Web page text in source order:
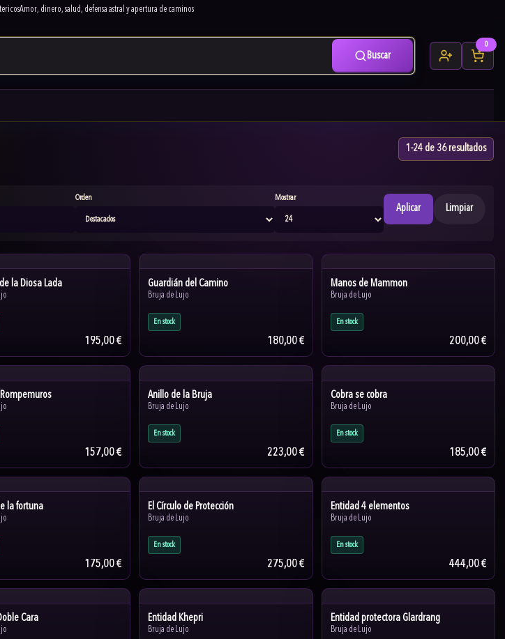
Amor, dinero, salud, defensa astral y apertura de caminos
Buscar
0
1-24 de 36 resultados
Orden Mostrar
Aplicar Limpiar
la Diosa Lada
195,00 €
Guardián del Camino
Bruja de Lujo
En stock
180,00 €
Manos de Mammon
Bruja de Lujo
En stock
200,00 €
157,00 €
Anillo de la Bruja
Bruja de Lujo
En stock
223,00 €
Cobra se cobra
Bruja de Lujo
En stock
185,00 €
la fortuna
175,00 €
El Círculo de Protección
Bruja de Lujo
En stock
275,00 €
Entidad 4 elementos
Bruja de Lujo
En stock
444,00 €
Cara Entidad Khepri
Bruja de Lujo
Entidad protectora Glardrang
Bruja de Lujo